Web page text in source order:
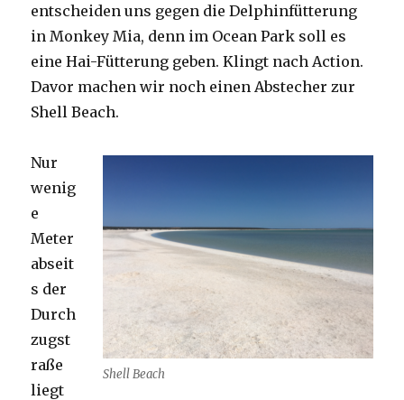
entscheiden uns gegen die Delphinfütterung
in Monkey Mia, denn im Ocean Park soll es
eine Hai-Fütterung geben. Klingt nach Action.
Davor machen wir noch einen Abstecher zur
Shell Beach.
Shell Beach
Nur
wenig
e
Meter
abseit
s der
Durch
zugst
raße
liegt